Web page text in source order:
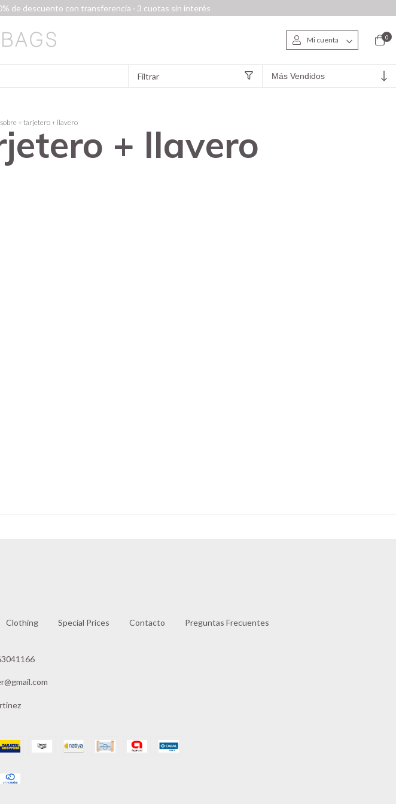
de descuento con transferencia · 3 cuotas sin interés
Mi cuenta 0
Filtrar
sobre + tarjetero + llavero + llavero
Clothing Special Prices Contacto Preguntas Frecuentes